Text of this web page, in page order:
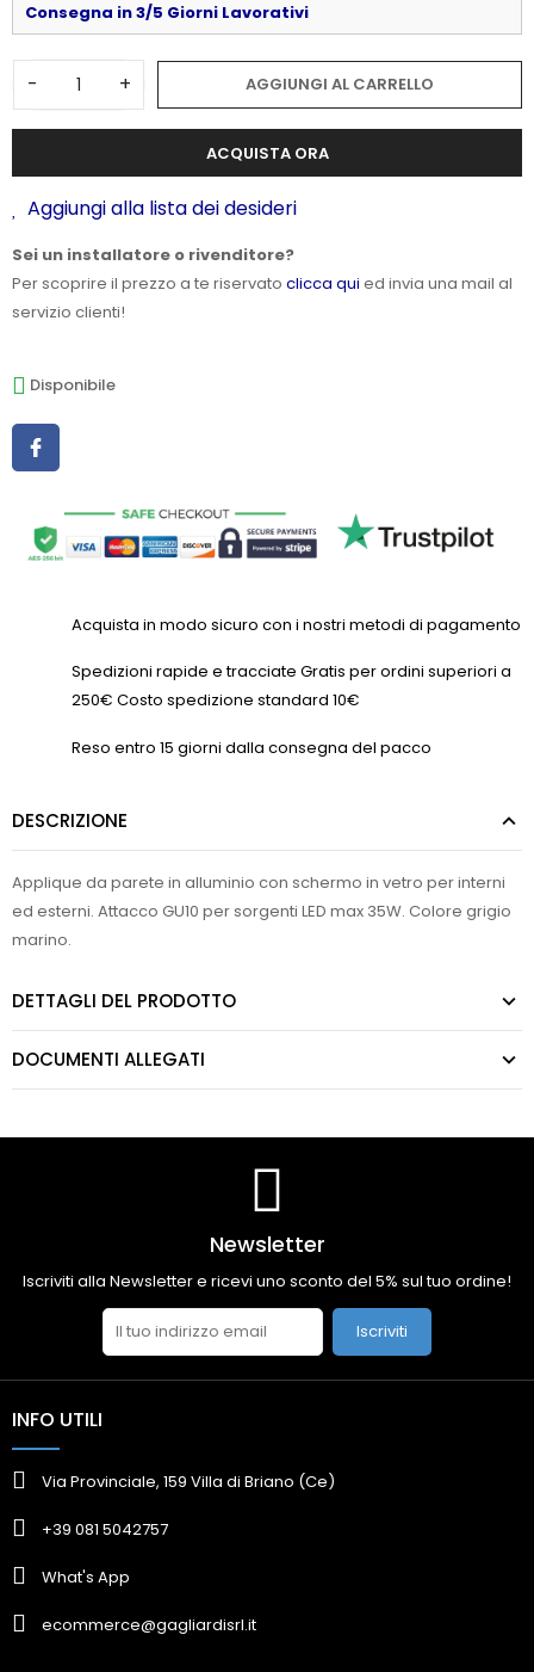
Consegna in 3/5 Giorni Lavorativi
- + AGGIUNGI AL CARRELLO
ACQUISTA ORA
Aggiungi alla lista dei desideri
Sei un installatore o rivenditore?
Per scoprire il prezzo a te riservato clicca qui ed invia una mail al
servizio clienti!
Disponibile
Acquista in modo sicuro con i nostri metodi di pagamento
Spedizioni rapide e tracciate Gratis per ordini superiori a
250€ Costo spedizione standard 10€
Reso entro 15 giorni dalla consegna del pacco
DESCRIZIONE
Applique da parete in alluminio con schermo in vetro per interni
ed esterni. Attacco GU10 per sorgenti LED max 35W. Colore grigio
marino.
DETTAGLI DEL PRODOTTO
DOCUMENTI ALLEGATI
Newsletter
Iscriviti alla Newsletter e ricevi uno sconto del 5% sul tuo ordine!
Iscriviti
INFO UTILI
Via Provinciale, 159 Villa di Briano (Ce)
+39 081 5042757
What's App
ecommerce@gagliardisrl.it